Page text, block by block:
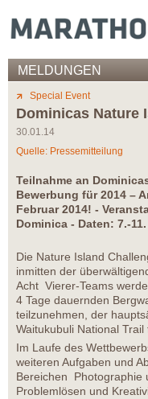
MELDUNGEN
Special Event
Dominicas Nature
30.01.14
Quelle: Pressemitteilung
Teilnahme an
Bewerbung für 2014 –
Februar 2014! -
Dominica - Daten: 7.-
Die Nature Island
inmitten der
Acht Vierer-Teams
4 Tage dauernden
teilzunehmen, der
Waitukubuli National Trail
Im Laufe des
weiteren Aufgaben und
Bereichen Photographie
Problemlösen und